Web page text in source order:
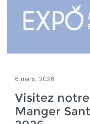
6 mars, 2026
Visitez
Manger